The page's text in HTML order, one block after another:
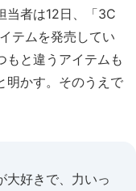
当者は12日、「3C
テムを発売してい
もと違うアイテムも
明かす。そのうえで
大好きで、力いっ